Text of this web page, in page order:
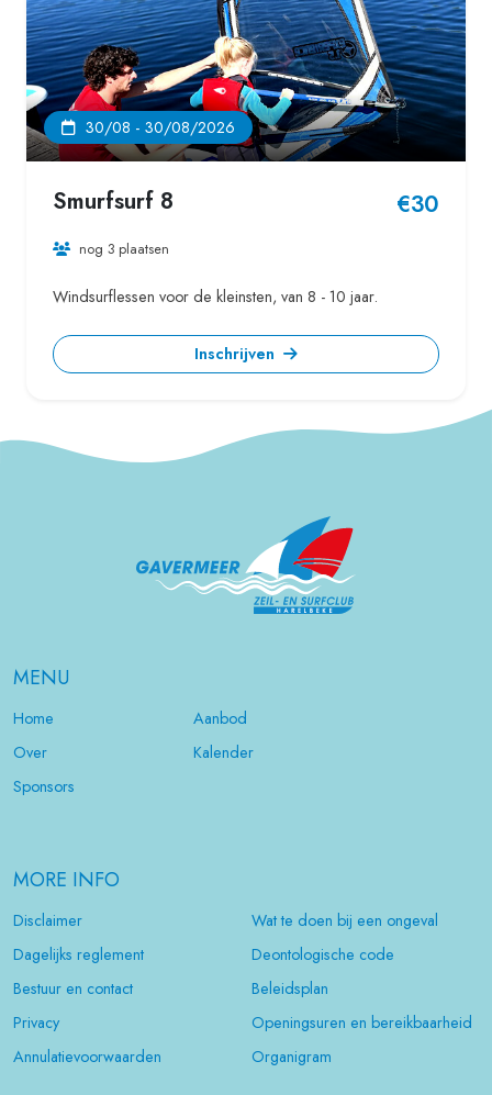
30/08 - 30/08/2026
Smurfsurf 8 €30
nog 3 plaatsen
Windsurflessen voor de kleinsten, van 8 - 10 jaar.
Inschrijven
MENU
Home
Aanbod
Over
Kalender
Sponsors
MORE INFO
Disclaimer
Wat te doen bij een ongeval
Dagelijks reglement
Deontologische code
Bestuur en contact
Beleidsplan
Privacy
Openingsuren en bereikbaarheid
Annulatievoorwaarden
Organigram